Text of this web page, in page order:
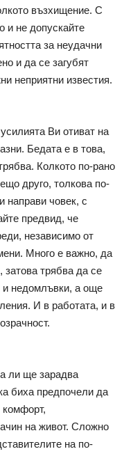
възхищение. С
и не допускайте
за неудачни
и да се загубят
неприятни известия.
Ви отиват на
Бедата е в това,
Колкото по-рано
друго, толкова по-
направи човек, с
предвид, че
независимо от
Много е важно, да
затова трябва да се
и недомлъвки, а още
И в работата, и в
ли ще зарадва
биха предпочели да
комфорт,
на живот. Сложно
на по-